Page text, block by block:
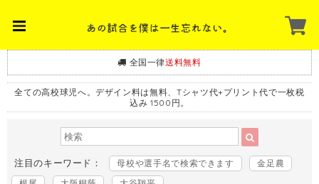
全国一律送料無料
全ての高校球児へ。デザイン料は無料、Tシャツ代+プリント代で一枚税
込み 1500円。
注目のキーワード： 母校や選手名で検索できます
金足農